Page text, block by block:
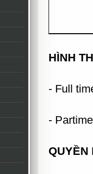
HÌNH
- Full
-
QUYỀN